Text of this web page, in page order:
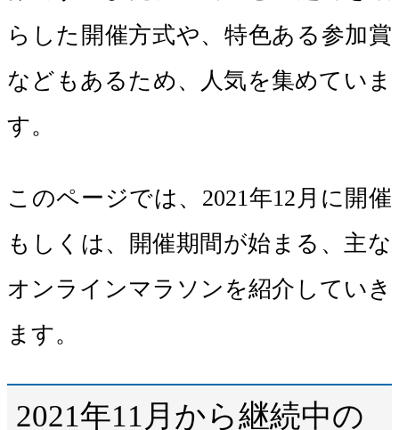
らした開催方式や、特色ある参加賞
などもあるため、人気を集めていま
す。
このページでは、2021年12月に開催
もしくは、開催期間が始まる、主な
オンラインマラソンを紹介していき
ます。
2021年11月から継続中の